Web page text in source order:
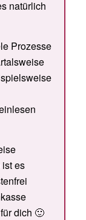
natürlich
Prozesse
es
dich 🙂